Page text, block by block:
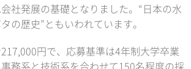
社発展の基礎となりました。“日本の水
の歴史”ともいわれています。
円で、応募基準は4年制大学卒業
務系と技術系を合わせて150名程度の採